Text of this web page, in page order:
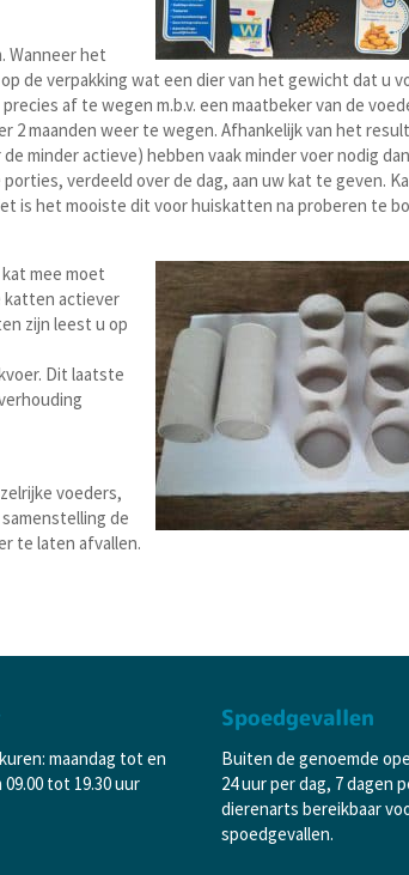
Wanneer het
de verpakking wat een dier van het gewicht dat u
af te wegen m.b.v. een maatbeker van de
2 maanden weer te wegen. Afhankelijk van het
minder actieve) hebben vaak minder voer nodig
verdeeld over de dag, aan uw kat te geven.
is het mooiste dit voor huiskatten na proberen te
mee moet
katten actiever
zijn leest u op
Dit laatste
voeders,
de
te laten afvallen.
maandag tot en
tot 19.30 uur
Spoedgevallen
Buiten de genoemde
24 uur per dag, 7 dagen
dierenarts bereikbaar
spoedgevallen.